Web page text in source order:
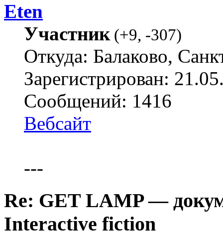
Eten
Участник(+9, -307)
Откуда: Балаково,
Зарегистрирован:
Сообщений: 1416
Вебсайт
---
Re: GET LAMP —
Interactive fiction